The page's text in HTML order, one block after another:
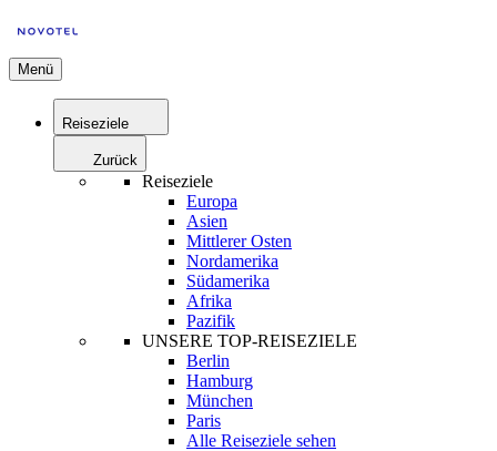
Menü
Reiseziele
Zurück
Reiseziele
Europa
Asien
Mittlerer Osten
Nordamerika
Südamerika
Afrika
Pazifik
UNSERE TOP-REISEZIELE
Berlin
Hamburg
München
Paris
Alle Reiseziele sehen